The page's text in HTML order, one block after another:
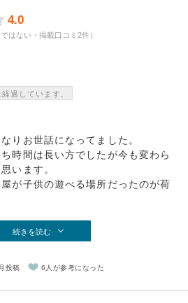
4.0
はない・掲載口コミ2件）
過しています。
りお世話になってました。
時間は長い方でしたが今も変わら
います。
が子供の遊べる場所だったのが荷
続きを読む
投稿 6人が参考になった